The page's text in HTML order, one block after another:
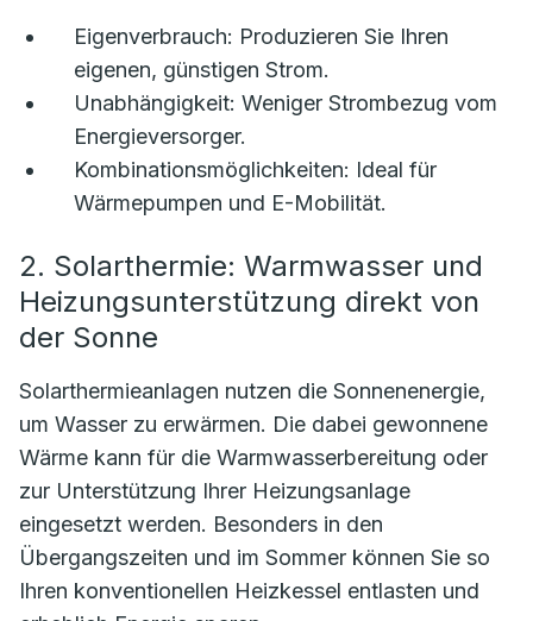
Eigenverbrauch: Produzieren Sie Ihren
eigenen, günstigen Strom.
Unabhängigkeit: Weniger Strombezug vom
Energieversorger.
Kombinationsmöglichkeiten: Ideal für
Wärmepumpen und E-Mobilität.
2. Solarthermie: Warmwasser und
Heizungsunterstützung direkt von
der Sonne
Solarthermieanlagen nutzen die Sonnenenergie,
um Wasser zu erwärmen. Die dabei gewonnene
Wärme kann für die Warmwasserbereitung oder
zur Unterstützung Ihrer Heizungsanlage
eingesetzt werden. Besonders in den
Übergangszeiten und im Sommer können Sie so
Ihren konventionellen Heizkessel entlasten und